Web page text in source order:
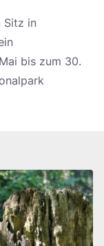
Sitz in
bis zum 30.